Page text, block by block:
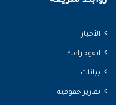
الأخبار
انفوجرافك
بيانات
تقارير حقوقية